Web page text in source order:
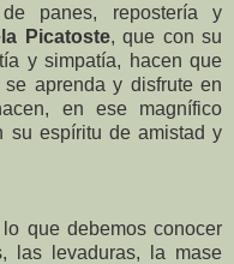
panes, repostería y
Picatoste, que con su
y simpatía, hacen que
se aprenda y disfrute en
en ese magnífico
su espíritu de amistad y
que debemos conocer
las levaduras, la mase